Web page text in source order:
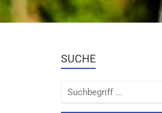
SUCHE